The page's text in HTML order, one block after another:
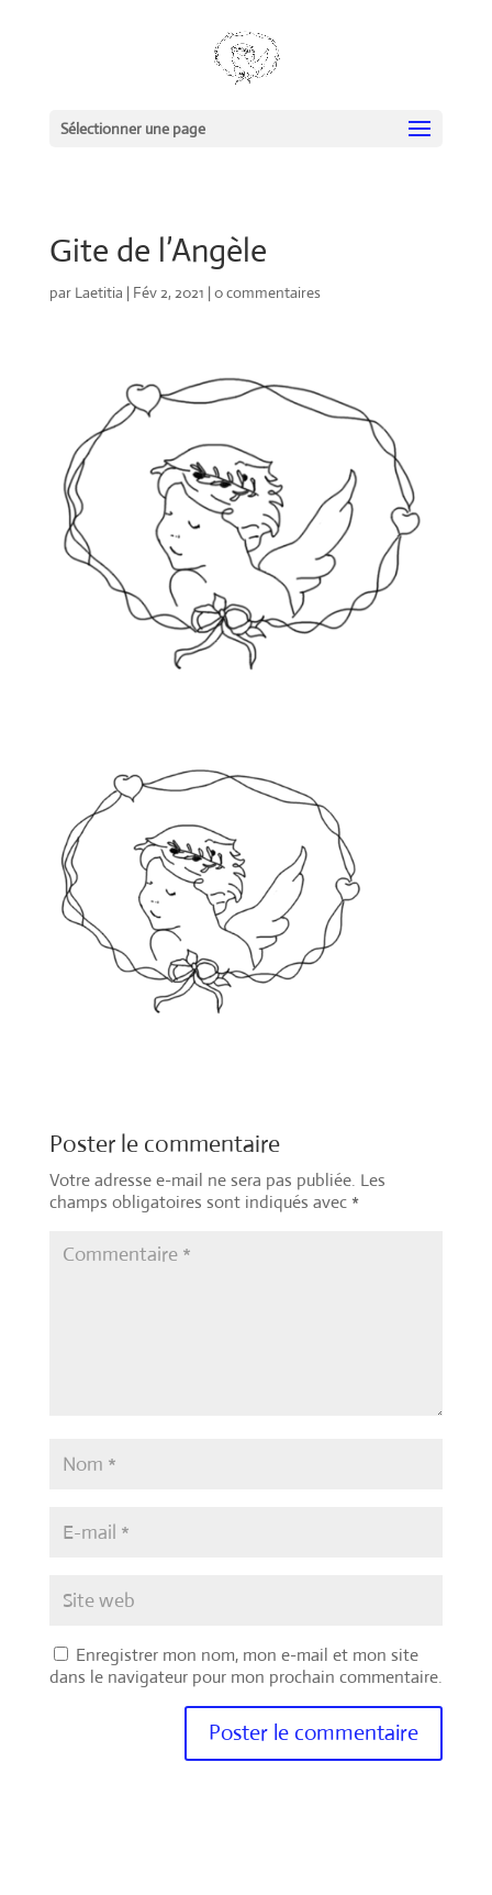
Sélectionner une page
Gite de l’Angèle
par Laetitia | Fév 2, 2021 |0 commentaires
Poster le commentaire
Votre adresse e-mail ne sera pas publiée. Les
champs obligatoires sont indiqués avec *
Enregistrer mon nom, mon e-mail et mon site
dans le navigateur pour mon prochain commentaire.